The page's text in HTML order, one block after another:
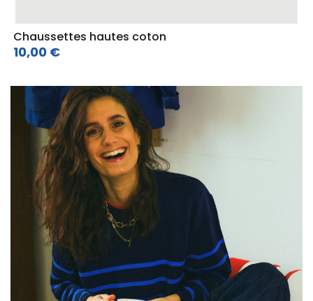
Chaussettes hautes coton
10,00 €